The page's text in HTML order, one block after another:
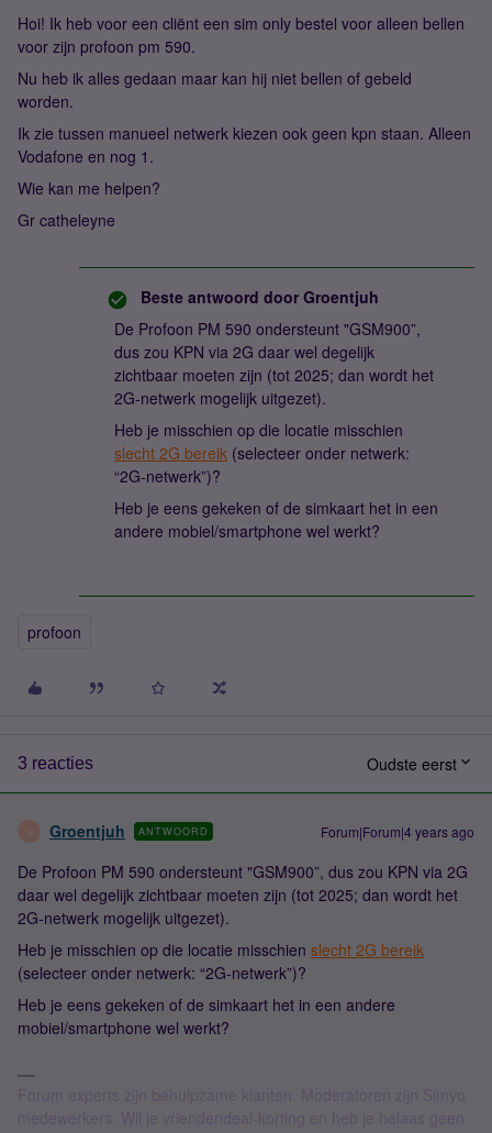
Hoi! Ik heb voor een cliënt een sim only bestel voor alleen bellen
voor zijn profoon pm 590.
Nu heb ik alles gedaan maar kan hij niet bellen of gebeld
worden.
Ik zie tussen manueel netwerk kiezen ook geen kpn staan. Alleen
Vodafone en nog 1.
Wie kan me helpen?
Gr catheleyne
Beste antwoord door Groentjuh
De Profoon PM 590 ondersteunt "GSM900”,
dus zou KPN via 2G daar wel degelijk
zichtbaar moeten zijn (tot 2025; dan wordt het
2G-netwerk mogelijk uitgezet).
Heb je misschien op die locatie misschien
slecht 2G bereik (selecteer onder netwerk:
“2G-netwerk”)?
Heb je eens gekeken of de simkaart het in een
andere mobiel/smartphone wel werkt?
profoon
3 reacties Oudste eerst
G Groentjuh ANTWOORD Forum|Forum|4 years ago
De Profoon PM 590 ondersteunt "GSM900”, dus zou KPN via 2G
daar wel degelijk zichtbaar moeten zijn (tot 2025; dan wordt het
2G-netwerk mogelijk uitgezet).
Heb je misschien op die locatie misschien slecht 2G bereik
(selecteer onder netwerk: “2G-netwerk”)?
Heb je eens gekeken of de simkaart het in een andere
mobiel/smartphone wel werkt?